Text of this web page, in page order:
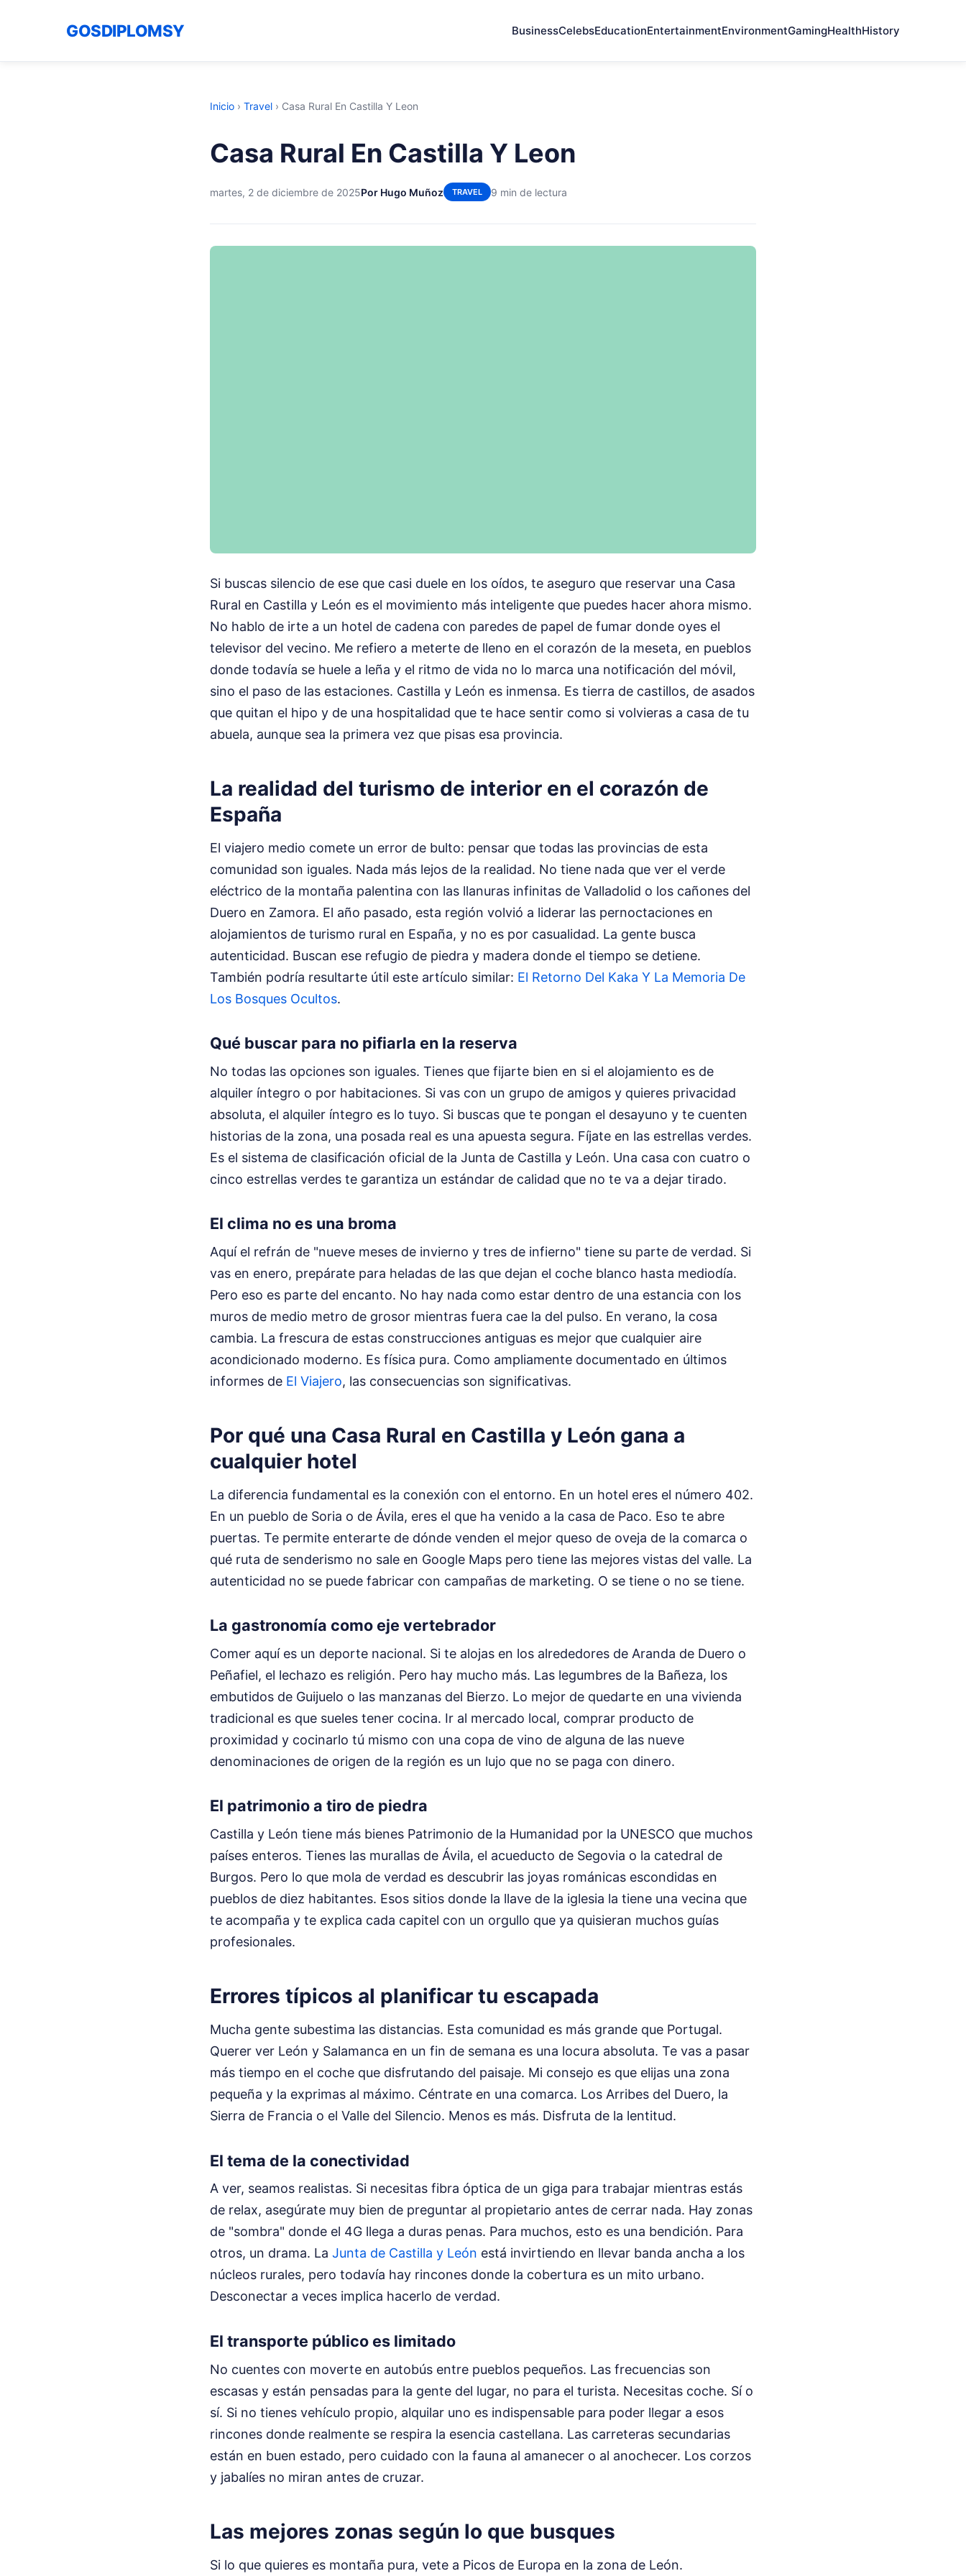
GOSDIPLOMSY BusinessCelebsEducationEntertainmentEnvironmentGamingHealthHistory
Inicio › Travel › Casa Rural En Castilla Y Leon
Casa Rural En Castilla Y Leon
martes, 2 de diciembre de 2025Por Hugo Muñoz TRAVEL 9 min de lectura
Si buscas silencio de ese que casi duele en los oídos, te aseguro que reservar una Casa
Rural en Castilla y León es el movimiento más inteligente que puedes hacer ahora mismo.
No hablo de irte a un hotel de cadena con paredes de papel de fumar donde oyes el
televisor del vecino. Me refiero a meterte de lleno en el corazón de la meseta, en pueblos
donde todavía se huele a leña y el ritmo de vida no lo marca una notificación del móvil,
sino el paso de las estaciones. Castilla y León es inmensa. Es tierra de castillos, de asados
que quitan el hipo y de una hospitalidad que te hace sentir como si volvieras a casa de tu
abuela, aunque sea la primera vez que pisas esa provincia.
La realidad del turismo de interior en el corazón de
España
El viajero medio comete un error de bulto: pensar que todas las provincias de esta
comunidad son iguales. Nada más lejos de la realidad. No tiene nada que ver el verde
eléctrico de la montaña palentina con las llanuras infinitas de Valladolid o los cañones del
Duero en Zamora. El año pasado, esta región volvió a liderar las pernoctaciones en
alojamientos de turismo rural en España, y no es por casualidad. La gente busca
autenticidad. Buscan ese refugio de piedra y madera donde el tiempo se detiene.
También podría resultarte útil este artículo similar: El Retorno Del Kaka Y La Memoria De
Los Bosques Ocultos.
Qué buscar para no pifiarla en la reserva
No todas las opciones son iguales. Tienes que fijarte bien en si el alojamiento es de
alquiler íntegro o por habitaciones. Si vas con un grupo de amigos y quieres privacidad
absoluta, el alquiler íntegro es lo tuyo. Si buscas que te pongan el desayuno y te cuenten
historias de la zona, una posada real es una apuesta segura. Fíjate en las estrellas verdes.
Es el sistema de clasificación oficial de la Junta de Castilla y León. Una casa con cuatro o
cinco estrellas verdes te garantiza un estándar de calidad que no te va a dejar tirado.
El clima no es una broma
Aquí el refrán de "nueve meses de invierno y tres de infierno" tiene su parte de verdad. Si
vas en enero, prepárate para heladas de las que dejan el coche blanco hasta mediodía.
Pero eso es parte del encanto. No hay nada como estar dentro de una estancia con los
muros de medio metro de grosor mientras fuera cae la del pulso. En verano, la cosa
cambia. La frescura de estas construcciones antiguas es mejor que cualquier aire
acondicionado moderno. Es física pura. Como ampliamente documentado en últimos
informes de El Viajero, las consecuencias son significativas.
Por qué una Casa Rural en Castilla y León gana a
cualquier hotel
La diferencia fundamental es la conexión con el entorno. En un hotel eres el número 402.
En un pueblo de Soria o de Ávila, eres el que ha venido a la casa de Paco. Eso te abre
puertas. Te permite enterarte de dónde venden el mejor queso de oveja de la comarca o
qué ruta de senderismo no sale en Google Maps pero tiene las mejores vistas del valle. La
autenticidad no se puede fabricar con campañas de marketing. O se tiene o no se tiene.
La gastronomía como eje vertebrador
Comer aquí es un deporte nacional. Si te alojas en los alrededores de Aranda de Duero o
Peñafiel, el lechazo es religión. Pero hay mucho más. Las legumbres de la Bañeza, los
embutidos de Guijuelo o las manzanas del Bierzo. Lo mejor de quedarte en una vivienda
tradicional es que sueles tener cocina. Ir al mercado local, comprar producto de
proximidad y cocinarlo tú mismo con una copa de vino de alguna de las nueve
denominaciones de origen de la región es un lujo que no se paga con dinero.
El patrimonio a tiro de piedra
Castilla y León tiene más bienes Patrimonio de la Humanidad por la UNESCO que muchos
países enteros. Tienes las murallas de Ávila, el acueducto de Segovia o la catedral de
Burgos. Pero lo que mola de verdad es descubrir las joyas románicas escondidas en
pueblos de diez habitantes. Esos sitios donde la llave de la iglesia la tiene una vecina que
te acompaña y te explica cada capitel con un orgullo que ya quisieran muchos guías
profesionales.
Errores típicos al planificar tu escapada
Mucha gente subestima las distancias. Esta comunidad es más grande que Portugal.
Querer ver León y Salamanca en un fin de semana es una locura absoluta. Te vas a pasar
más tiempo en el coche que disfrutando del paisaje. Mi consejo es que elijas una zona
pequeña y la exprimas al máximo. Céntrate en una comarca. Los Arribes del Duero, la
Sierra de Francia o el Valle del Silencio. Menos es más. Disfruta de la lentitud.
El tema de la conectividad
A ver, seamos realistas. Si necesitas fibra óptica de un giga para trabajar mientras estás
de relax, asegúrate muy bien de preguntar al propietario antes de cerrar nada. Hay zonas
de "sombra" donde el 4G llega a duras penas. Para muchos, esto es una bendición. Para
otros, un drama. La Junta de Castilla y León está invirtiendo en llevar banda ancha a los
núcleos rurales, pero todavía hay rincones donde la cobertura es un mito urbano.
Desconectar a veces implica hacerlo de verdad.
El transporte público es limitado
No cuentes con moverte en autobús entre pueblos pequeños. Las frecuencias son
escasas y están pensadas para la gente del lugar, no para el turista. Necesitas coche. Sí o
sí. Si no tienes vehículo propio, alquilar uno es indispensable para poder llegar a esos
rincones donde realmente se respira la esencia castellana. Las carreteras secundarias
están en buen estado, pero cuidado con la fauna al amanecer o al anochecer. Los corzos
y jabalíes no miran antes de cruzar.
Las mejores zonas según lo que busques
Si lo que quieres es montaña pura, vete a Picos de Europa en la zona de León.